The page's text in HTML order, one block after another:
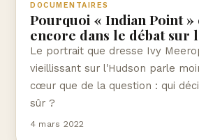
DOCUMENTAIRES
Pourquoi « Indian Point »
encore dans le débat sur
Le portrait que dresse Ivy
vieillissant sur l'Hudson parle
cœur que de la question : qui
sûr ?
4 mars 2022